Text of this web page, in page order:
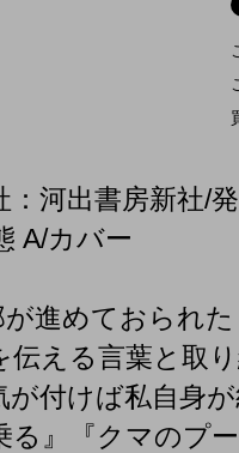
河出書房新社/
/状態 A/カ
が進めておられ
伝える言葉と取
付けば私自身
る』『クマのプ